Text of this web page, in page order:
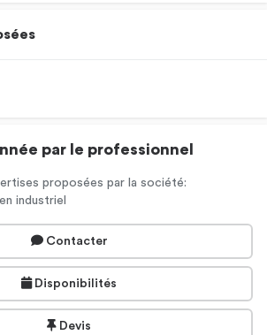
par le professionnel
proposées par la société:
industriel
Contacter
Disponibilités
Devis